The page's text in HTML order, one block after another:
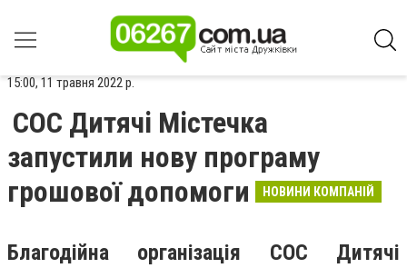
15:00, 11 травня 2022 р.
СОС Дитячі Містечка
запустили нову програму
грошової допомоги
НОВИНИ КОМПАНІЙ
Благодійна організація СОС Дитячі